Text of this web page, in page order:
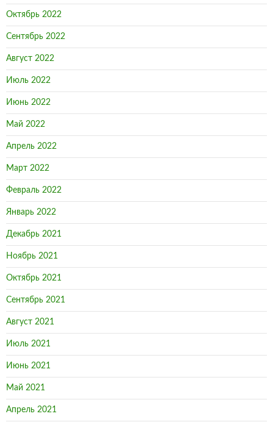
Октябрь 2022
Сентябрь 2022
Август 2022
Июль 2022
Июнь 2022
Май 2022
Апрель 2022
Март 2022
Февраль 2022
Январь 2022
Декабрь 2021
Ноябрь 2021
Октябрь 2021
Сентябрь 2021
Август 2021
Июль 2021
Июнь 2021
Май 2021
Апрель 2021